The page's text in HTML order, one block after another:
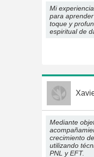
Mi
para
toque y
espiritual de
Mediante
crecimiento
utilizando
PNL y EFT.